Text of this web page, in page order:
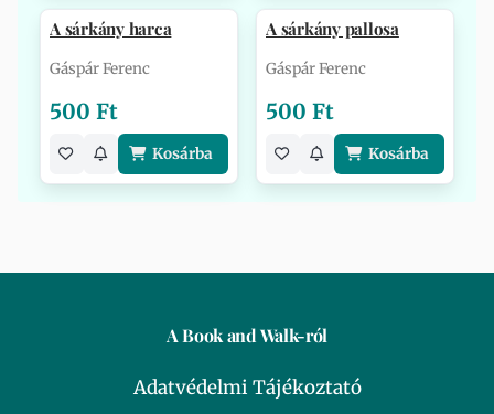
A sárkány harca
Gáspár Ferenc
500 Ft
Kosárba
A sárkány pallosa
Gáspár Ferenc
500 Ft
Kosárba
A Book and Walk-ról
Adatvédelmi Tájékoztató